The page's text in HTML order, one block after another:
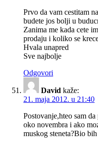
Prvo da vam cestitam
budete jos bolji u
Zanima me kada cete
prodaju i koliko se
Hvala unapred
Sve najbolje
Odgovori
David kaže:
21. maja 2012. u 21:40
Postovanje,hteo sam
oko novembra i ako
muskog steneta?Bio